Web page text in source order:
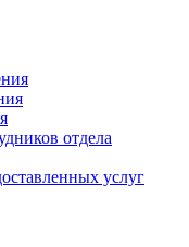
отдела
услуг